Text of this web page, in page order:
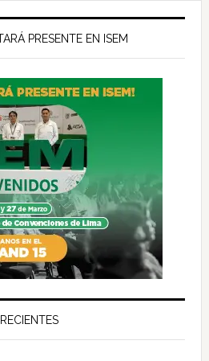
PRESENTE EN ISEM
RECIENTES